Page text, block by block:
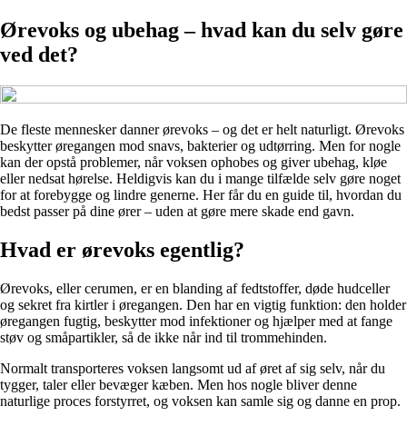
Ørevoks og ubehag – hvad kan du selv gøre
ved det?
De fleste mennesker danner ørevoks – og det er helt naturligt. Ørevoks
beskytter øregangen mod snavs, bakterier og udtørring. Men for nogle
kan der opstå problemer, når voksen ophobes og giver ubehag, kløe
eller nedsat hørelse. Heldigvis kan du i mange tilfælde selv gøre noget
for at forebygge og lindre generne. Her får du en guide til, hvordan du
bedst passer på dine ører – uden at gøre mere skade end gavn.
Hvad er ørevoks egentlig?
Ørevoks, eller cerumen, er en blanding af fedtstoffer, døde hudceller
og sekret fra kirtler i øregangen. Den har en vigtig funktion: den holder
øregangen fugtig, beskytter mod infektioner og hjælper med at fange
støv og småpartikler, så de ikke når ind til trommehinden.
Normalt transporteres voksen langsomt ud af øret af sig selv, når du
tygger, taler eller bevæger kæben. Men hos nogle bliver denne
naturlige proces forstyrret, og voksen kan samle sig og danne en prop.